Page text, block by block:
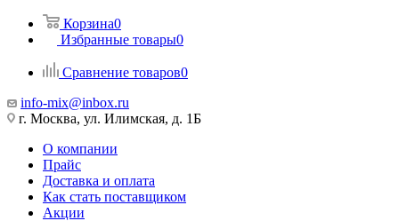
Корзина0
Избранные товары0
Сравнение товаров0
info-mix@inbox.ru
г. Москва, ул. Илимская, д. 1Б
О компании
Прайс
Доставка и оплата
Как стать поставщиком
Акции